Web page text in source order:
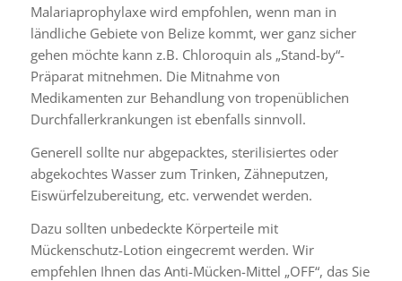
Malariaprophylaxe wird empfohlen, wenn man in
ländliche Gebiete von Belize kommt, wer ganz sicher
gehen möchte kann z.B. Chloroquin als „Stand-by“-
Präparat mitnehmen. Die Mitnahme von
Medikamenten zur Behandlung von tropenüblichen
Durchfallerkrankungen ist ebenfalls sinnvoll.
Generell sollte nur abgepacktes, sterilisiertes oder
abgekochtes Wasser zum Trinken, Zähneputzen,
Eiswürfelzubereitung, etc. verwendet werden.
Dazu sollten unbedeckte Körperteile mit
Mückenschutz-Lotion eingecremt werden. Wir
empfehlen Ihnen das Anti-Mücken-Mittel „OFF“, das Sie